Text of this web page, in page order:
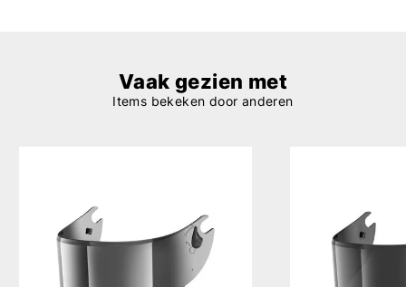
Vaak gezien met
Items bekeken door anderen